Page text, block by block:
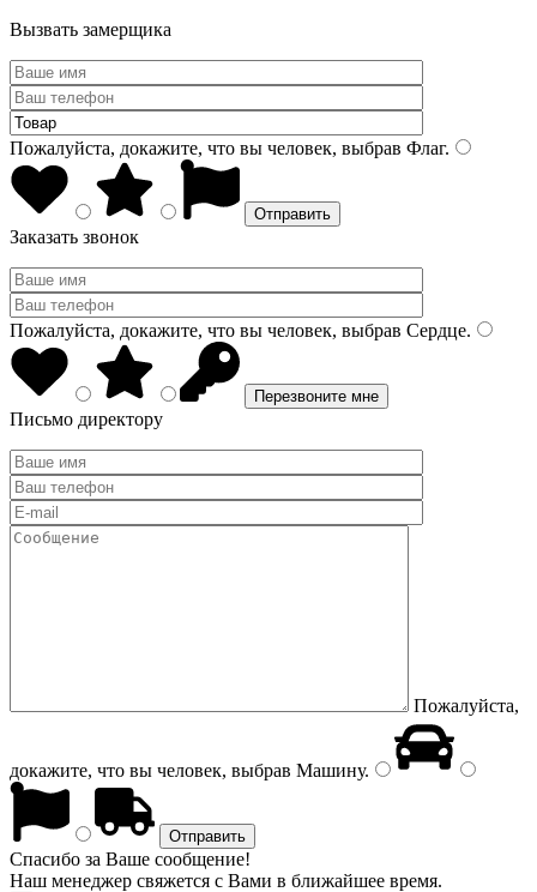
Вызвать замерщика
Пожалуйста, докажите, что вы человек, выбрав Флаг.
Заказать звонок
Пожалуйста, докажите, что вы человек, выбрав Сердце.
Письмо директору
Пожалуйста,
докажите, что вы человек, выбрав Машину.
Спасибо за Ваше сообщение!
Наш менеджер свяжется с Вами в ближайшее время.